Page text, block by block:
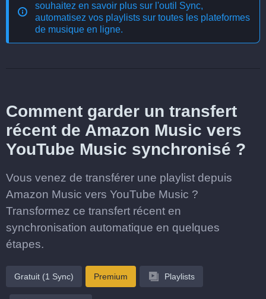
souhaitez en savoir plus sur l'outil Sync,
automatisez vos playlists sur toutes les plateformes
de musique en ligne.
Comment garder un transfert
récent de Amazon Music vers
YouTube Music synchronisé ?
Vous venez de transférer une playlist depuis
Amazon Music vers YouTube Music ?
Transformez ce transfert récent en
synchronisation automatique en quelques
étapes.
Gratuit (1 Sync) Premium Playlists